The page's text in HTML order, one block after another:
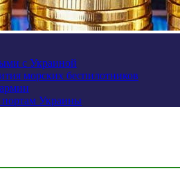
с Украиной
морских беспилотников
Украины